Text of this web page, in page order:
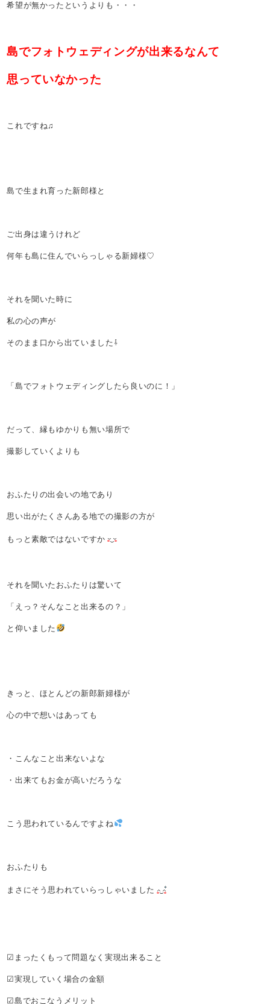
希望が無かったというよりも・・・
島でフォトウェディングが出来るなんて
思っていなかった
これですね♫
島で生まれ育った新郎様と
ご出身は違うけれど
何年も島に住んでいらっしゃる新婦様♡
それを聞いた時に
私の心の声が
そのまま口から出ていました⇩
「島でフォトウェディングしたら良いのに！」
だって、縁もゆかりも無い場所で
撮影していくよりも
おふたりの出会いの地であり
思い出がたくさんある地での撮影の方が
もっと素敵ではないですか
それを聞いたおふたりは驚いて
「えっ？そんなこと出来るの？」
と仰いました
きっと、ほとんどの新郎新婦様が
心の中で想いはあっても
・こんなこと出来ないよな
・出来てもお金が高いだろうな
こう思われているんですよね
おふたりも
まさにそう思われていらっしゃいました
☑まったくもって問題なく実現出来ること
☑実現していく場合の金額
☑島でおこなうメリット